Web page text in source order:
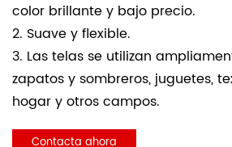
color brillante y bajo precio.
2. Suave y flexible.
3. Las telas se utilizan
zapatos y sombreros, juguetes,
hogar y otros campos.
Contacta ahora